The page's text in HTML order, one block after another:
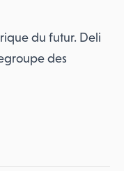
du futur. Deli
des